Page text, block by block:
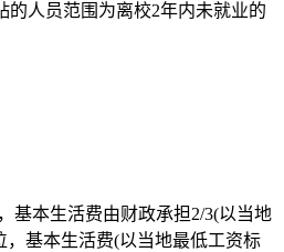
人员范围为离校2年内未就业的
本生活费由财政承担2/3(以当地
基本生活费(以当地最低工资标